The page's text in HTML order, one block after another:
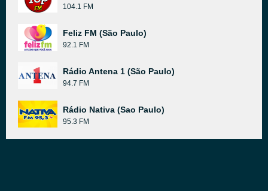
104.1 FM
Feliz FM (São Paulo)
92.1 FM
Rádio Antena 1 (São Paulo)
94.7 FM
Rádio Nativa (Sao Paulo)
95.3 FM